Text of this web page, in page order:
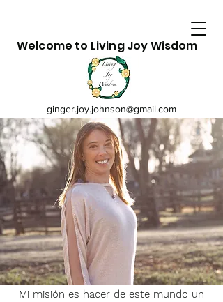
Welcome to Living Joy Wisdom
ginger.joy.johnson@gmail.com
Mi misión es hacer de este mundo un